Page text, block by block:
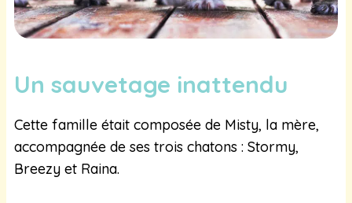
Un sauvetage inattendu
Cette famille était composée de Misty, la mère,
accompagnée de ses trois chatons : Stormy,
Breezy et Raina.